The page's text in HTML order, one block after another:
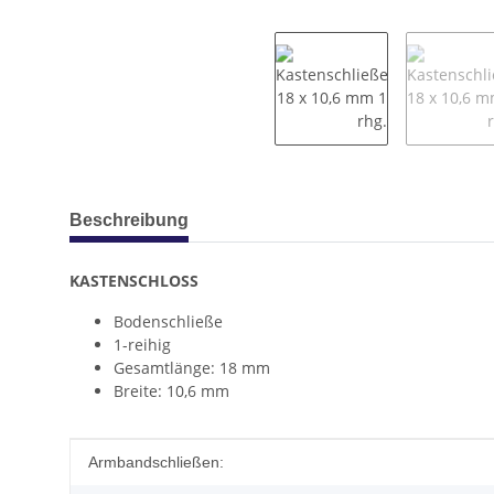
weitere Registerkarten anzeigen
Beschreibung
KASTENSCHLOSS
Bodenschließe
1-reihig
Gesamtlänge: 18 mm
Breite: 10,6 mm
Produkteigenschaft
Wert
Armbandschließen: